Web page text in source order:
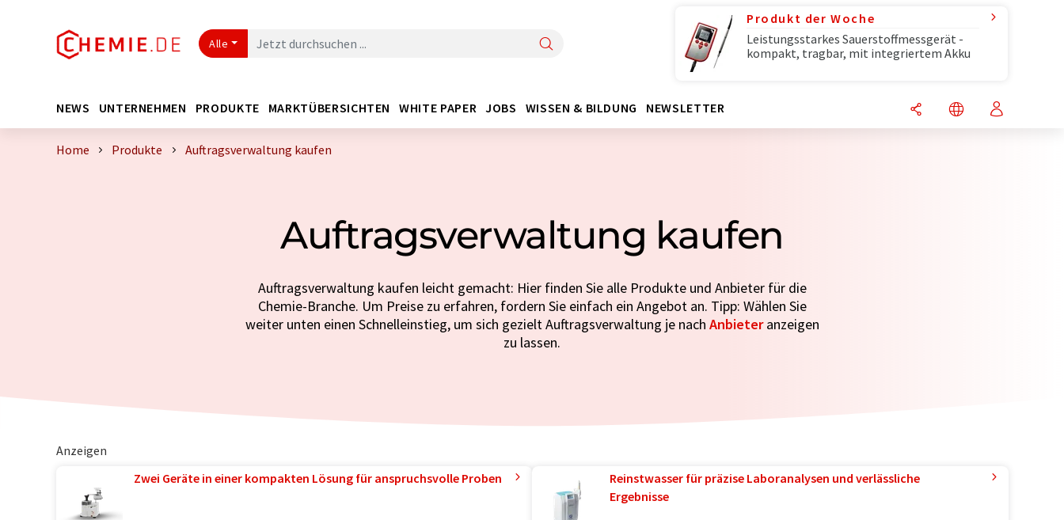
Alle
Produkt der Woche
Leistungsstarkes Sauerstoffmessgerät -
kompakt, tragbar, mit integriertem Akku
NEWS UNTERNEHMEN PRODUKTE MARKTÜBERSICHTEN WHITE PAPER JOBS WISSEN & BILDUNG NEWSLETTER
Home Produkte Auftragsverwaltung kaufen
Auftragsverwaltung kaufen
Auftragsverwaltung kaufen leicht gemacht: Hier finden Sie alle Produkte und Anbieter für die
Chemie-Branche. Um Preise zu erfahren, fordern Sie einfach ein Angebot an. Tipp: Wählen Sie
weiter unten einen Schnelleinstieg, um sich gezielt Auftragsverwaltung je nach Anbieteranzeigen
zu lassen.
Anzeigen
Zwei Geräte in einer kompakten Lösung für anspruchsvolle Proben
Reinstwasser für präzise Laboranalysen und verlässliche
Ergebnisse